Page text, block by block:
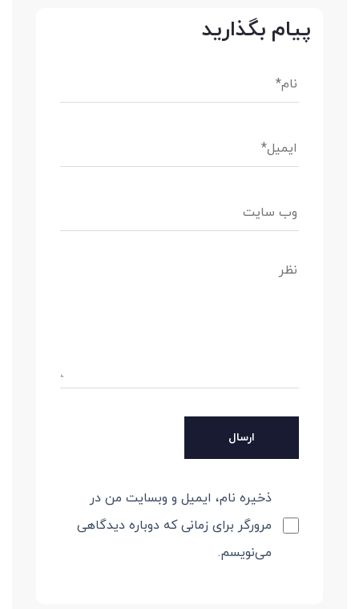
پیام بگذارید
ذخیره نام، ایمیل و وبسایت من در
مرورگر برای زمانی که دوباره دیدگاهی
می‌نویسم.